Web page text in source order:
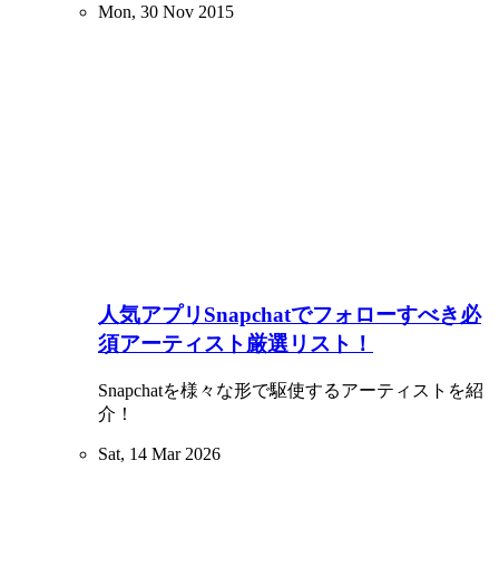
Mon, 30 Nov 2015
人気アプリSnapchatでフォローすべき必
須アーティスト厳選リスト！
Snapchatを様々な形で駆使するアーティストを紹
介！
Sat, 14 Mar 2026